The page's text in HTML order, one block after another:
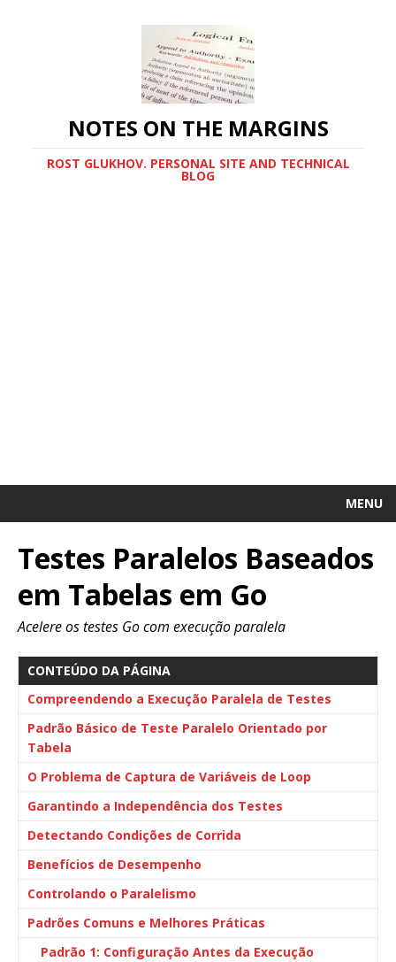
NOTES ON THE MARGINS
ROST GLUKHOV. PERSONAL SITE AND TECHNICAL
BLOG
MENU
Testes Paralelos Baseados
em Tabelas em Go
Acelere os testes Go com execução paralela
CONTEÚDO DA PÁGINA
Compreendendo a Execução Paralela de Testes
Padrão Básico de Teste Paralelo Orientado por
Tabela
O Problema de Captura de Variáveis de Loop
Garantindo a Independência dos Testes
Detectando Condições de Corrida
Benefícios de Desempenho
Controlando o Paralelismo
Padrões Comuns e Melhores Práticas
Padrão 1: Configuração Antes da Execução